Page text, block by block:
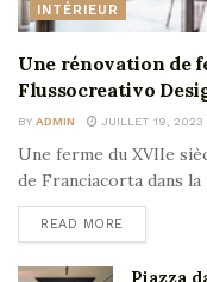
INTÉRIEUR
Une rénovation de
Flussocreativo
BY ADMIN JUILLET 19, 2023
Une ferme du XVIIe
de Franciacorta dans
READ MORE
Piazza